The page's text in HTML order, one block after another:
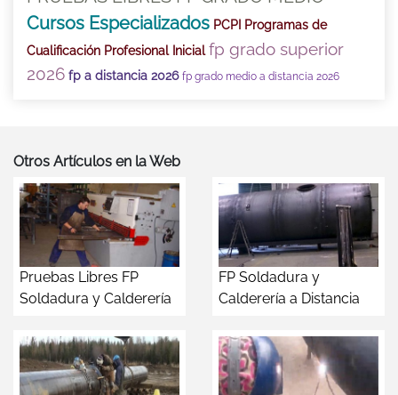
Cursos Especializados PCPI Programas de
Cualificación Profesional Inicial fp grado superior
2026 fp a distancia 2026 fp grado medio a distancia 2026
Otros Artículos en la Web
Pruebas Libres FP
Soldadura y Calderería
FP Soldadura y
Calderería a Distancia